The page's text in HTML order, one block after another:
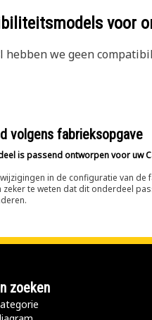
voor
hebben we geen
volgens fabrieksopgave
is passend ontworpen voor uw
wijzigingen in de configuratie van
zeker te weten dat dit onderdeel
zoeken